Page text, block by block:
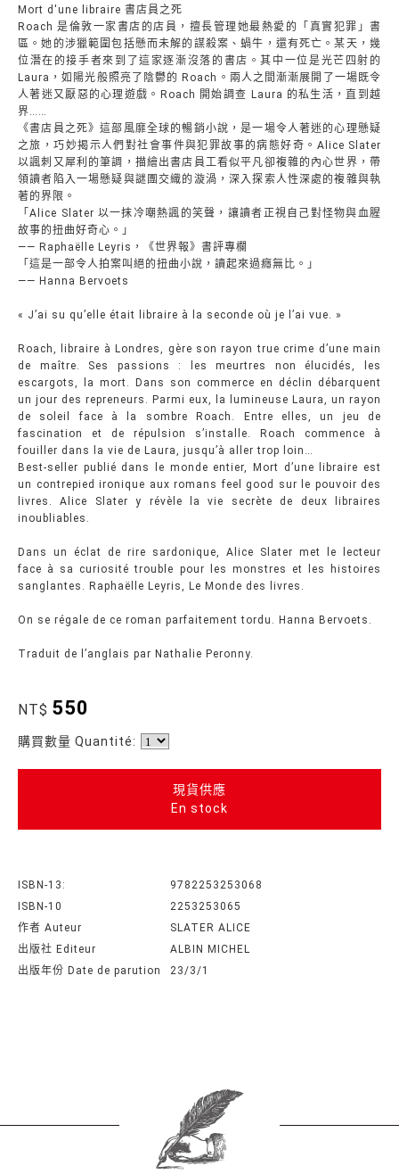
Mort d'une libraire 書店員之死
Roach 是倫敦一家書店的店員，擅長管理她最熱愛的「真實犯罪」書
區。她的涉獵範圍包括懸而未解的謀殺案、蝸牛，還有死亡。某天，幾
位潛在的接手者來到了這家逐漸沒落的書店。其中一位是光芒四射的
Laura，如陽光般照亮了陰鬱的 Roach。兩人之間漸漸展開了一場既令
人著迷又厭惡的心理遊戲。Roach 開始調查 Laura 的私生活，直到越
界……
《書店員之死》這部風靡全球的暢銷小說，是一場令人著迷的心理懸疑
之旅，巧妙揭示人們對社會事件與犯罪故事的病態好奇。Alice Slater
以諷刺又犀利的筆調，描繪出書店員工看似平凡卻複雜的內心世界，帶
領讀者陷入一場懸疑與謎團交織的漩渦，深入探索人性深處的複雜與執
著的界限。
「Alice Slater 以一抹冷嘲熱諷的笑聲，讓讀者正視自己對怪物與血腥
故事的扭曲好奇心。」
—— Raphaëlle Leyris，《世界報》書評專欄
「這是一部令人拍案叫絕的扭曲小說，讀起來過癮無比。」
—— Hanna Bervoets
« J’ai su qu’elle était libraire à la seconde où je l’ai vue. »
Roach, libraire à Londres, gère son rayon true crime d’une main
de maître. Ses passions : les meurtres non élucidés, les
escargots, la mort. Dans son commerce en déclin débarquent
un jour des repreneurs. Parmi eux, la lumineuse Laura, un rayon
de soleil face à la sombre Roach. Entre elles, un jeu de
fascination et de répulsion s’installe. Roach commence à
fouiller dans la vie de Laura, jusqu’à aller trop loin…
Best-seller publié dans le monde entier, Mort d’une libraire est
un contrepied ironique aux romans feel good sur le pouvoir des
livres. Alice Slater y révèle la vie secrète de deux libraires
inoubliables.
Dans un éclat de rire sardonique, Alice Slater met le lecteur
face à sa curiosité trouble pour les monstres et les histoires
sanglantes. Raphaëlle Leyris, Le Monde des livres.
On se régale de ce roman parfaitement tordu. Hanna Bervoets.
Traduit de l’anglais par Nathalie Peronny.
NT$ 550
購買數量 Quantité:
現貨供應
En stock
ISBN-13:
9782253253068
ISBN-10
2253253065
作者 Auteur
SLATER ALICE
出版社 Editeur
ALBIN MICHEL
出版年份 Date de parution
23/3/1